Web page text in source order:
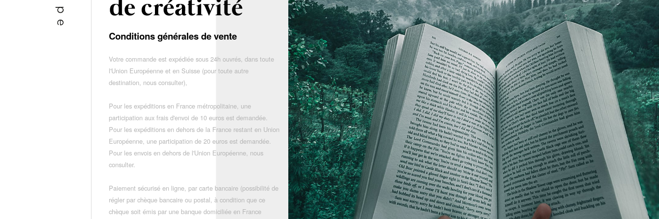
Conditions générales de vente
Votre commande est expédiée sous 24h ouvrés, dans toute
l'Union Européenne et en Suisse (pour toute autre
destination, nous consulter),
Pour les expéditions en France métropolitaine, une
participation aux frais d'envoi de 10 euros est demandée.
Pour les expéditions en dehors de la France restant en Union
Européenne, une participation de 20 euros est demandée.
Pour les envois en dehors de l'Union Européenne, nous
consulter.
Paiement sécurisé en ligne, par carte bancaire (possibilité de
régler par chèque bancaire ou postal, à condition que ce
chèque soit émis par une banque domiciliée en France